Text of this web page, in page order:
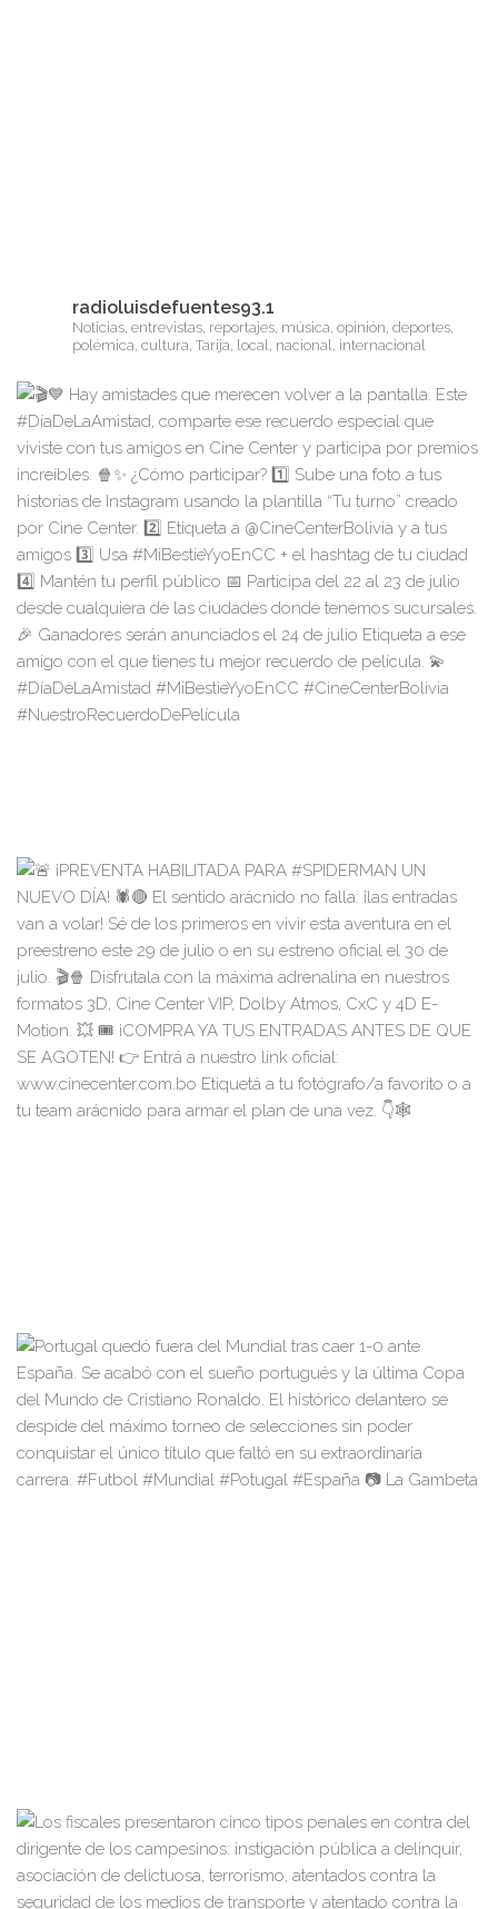
radioluisdefuentes93.1
Noticias, entrevistas, reportajes, música, opinión, deportes,
polémica, cultura, Tarija, local, nacional, internacional